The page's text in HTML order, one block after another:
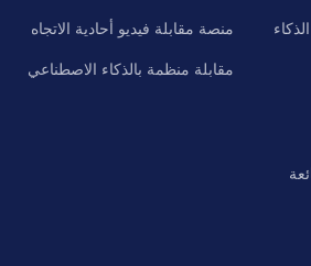
منصة مقابلة فيديو أحادية الاتجاه
مقابلة منظمة بالذكاء الاصطناعي